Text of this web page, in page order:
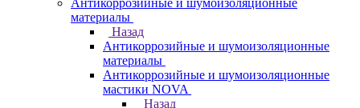
Антикоррозийные и шумоизоляционные
материалы
Назад
Антикоррозийные и шумоизоляционные
материалы
Антикоррозийные и шумоизоляционные
мастики NOVA
Назад